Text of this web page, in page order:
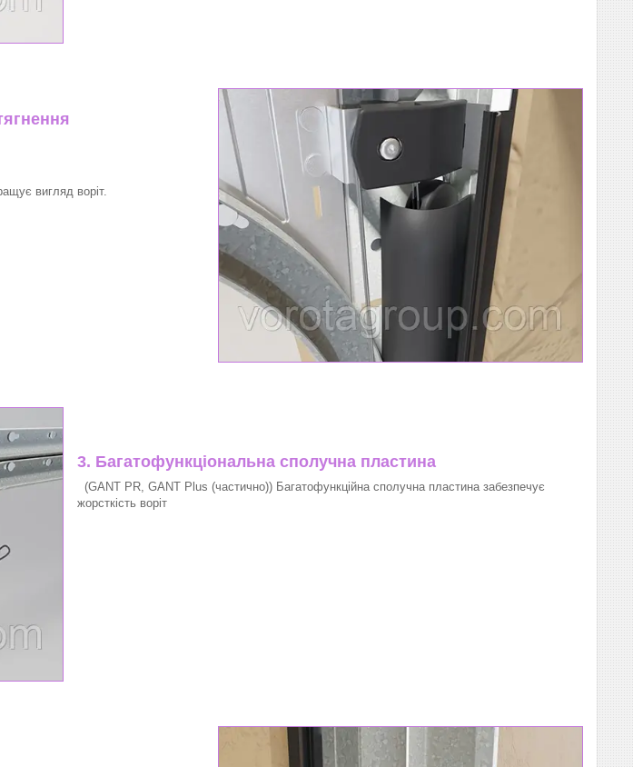
вигляд воріт.
3. Багатофункціональна сполучна пластина
(GANT PR, GANT Plus (частично)) Багатофункційна сполучна пластина забезпечує
жорсткість воріт